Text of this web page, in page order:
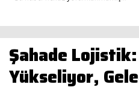
Şahade
Yükseliyor,